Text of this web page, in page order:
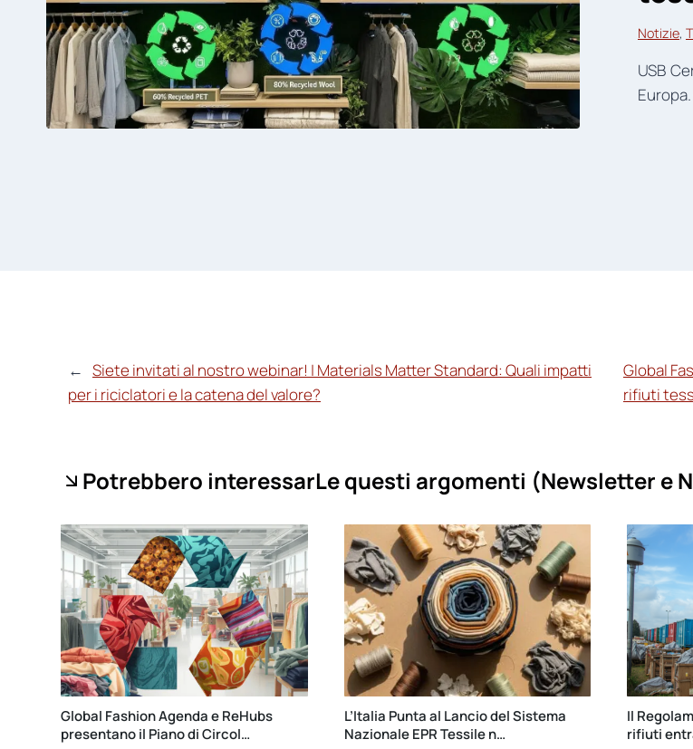
Notizie,
USB
← Siete invitati al nostro webinar! | Materials Matter Standard: Quali impatti
per i riciclatori e la catena del valore?
Global
rifiuti
Potrebbero interessarLe questi argomenti (Newsletter e
Global Fashion Agenda e ReHubs
presentano il Piano di Circol…
L’Italia Punta al Lancio del Sistema
Nazionale EPR Tessile n…
Il
rifiuti